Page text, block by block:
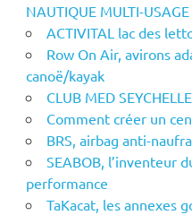
NAUTIQUE MULTI-USAGE
ACTIVITAL lac des
Row On Air, avirons
canoë/kayak
CLUB MED
Comment créer un
BRS, airbag anti-
SEABOB, l’inventeur
performance
TaKacat, les annexes